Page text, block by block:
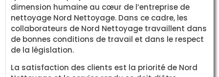
dimension humaine au cœur de l’entreprise de
nettoyage Nord Nettoyage. Dans ce cadre, les
collaborateurs de Nord Nettoyage travaillent dans
de bonnes conditions de travail et dans le respect
de la législation.
La satisfaction des clients est la priorité de Nord